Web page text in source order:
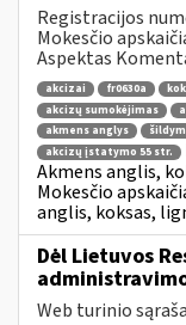
Registracijos
Mokesčio
Aspektas
akcizai fr0630a
akcizų sumokėjimas
akmens anglys
akcizų įstatymo 55 str.
Akmens anglis,
Mokesčio
anglis, koksas,
Dėl Lietuvos
Web turinio